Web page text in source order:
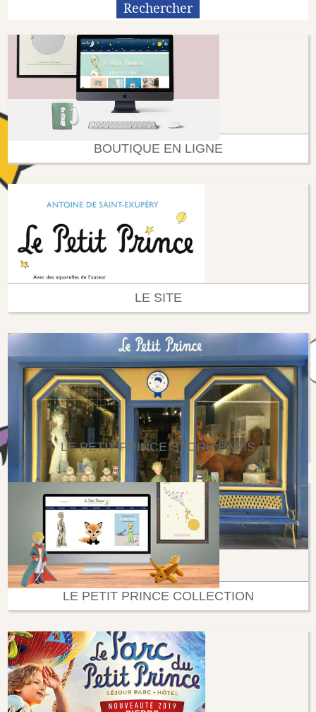
BOUTIQUE EN LIGNE
LE SITE
LE PETIT PRINCE STORE PARIS
LE PETIT PRINCE COLLECTION